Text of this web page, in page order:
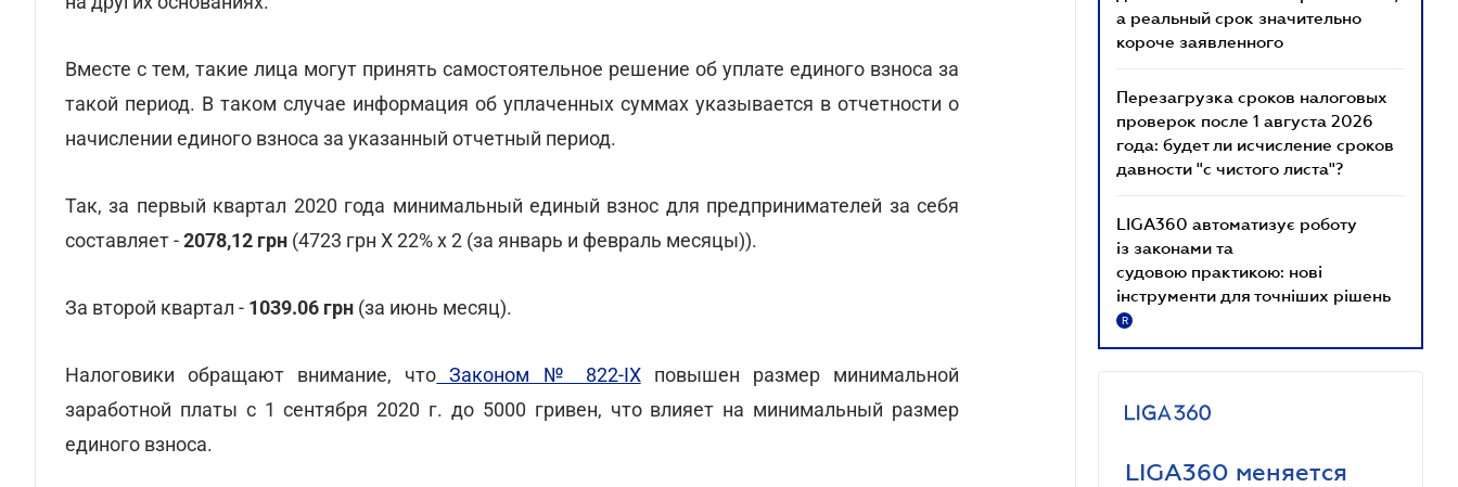
Вместе с тем, такие лица могут принять самостоятельное решение об уплате единого взноса за
такой период. В таком случае информация об уплаченных суммах указывается в отчетности о
начислении единого взноса за указанный отчетный период.
Так, за первый квартал 2020 года минимальный единый взнос для предпринимателей за себя
составляет -2078,12 грн (4723 грн Х 22% х 2 (за январь и февраль месяцы)).
За второй квартал - 1039.06 грн (за июнь месяц).
Налоговики обращают внимание, что Законом № 822-ІХповышен размер минимальной
заработной платы с 1 сентября 2020 г. до 5000 гривен, что влияет на минимальный размер
единого взноса.
а реальный срок значительно
короче заявленного
Перезагрузка сроков налоговых
проверок после 1 августа 2026
года: будет ли исчисление сроков
давности "с чистого листа"?
LIGA360 автоматизує роботу
із законами та
судовою практикою: нові
інструменти для точніших рішень
R
LIGA360 меняется